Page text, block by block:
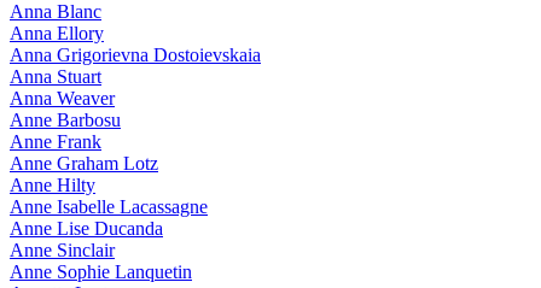
Anna Blanc
Anna Ellory
Anna Grigorievna Dostoievskaia
Anna Stuart
Anna Weaver
Anne Barbosu
Anne Frank
Anne Graham Lotz
Anne Hilty
Anne Isabelle Lacassagne
Anne Lise Ducanda
Anne Sinclair
Anne Sophie Lanquetin